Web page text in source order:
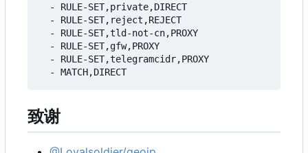
- RULE-SET,private,DIRECT
- RULE-SET,reject,REJECT
- RULE-SET,tld-not-cn,PROXY
- RULE-SET,gfw,PROXY
- RULE-SET,telegramcidr,PROXY
- MATCH,DIRECT
致谢